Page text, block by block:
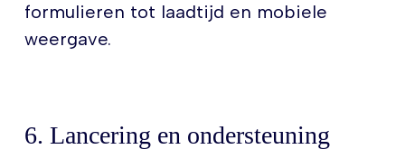
formulieren tot laadtijd en mobiele
weergave.
6. Lancering en ondersteuning